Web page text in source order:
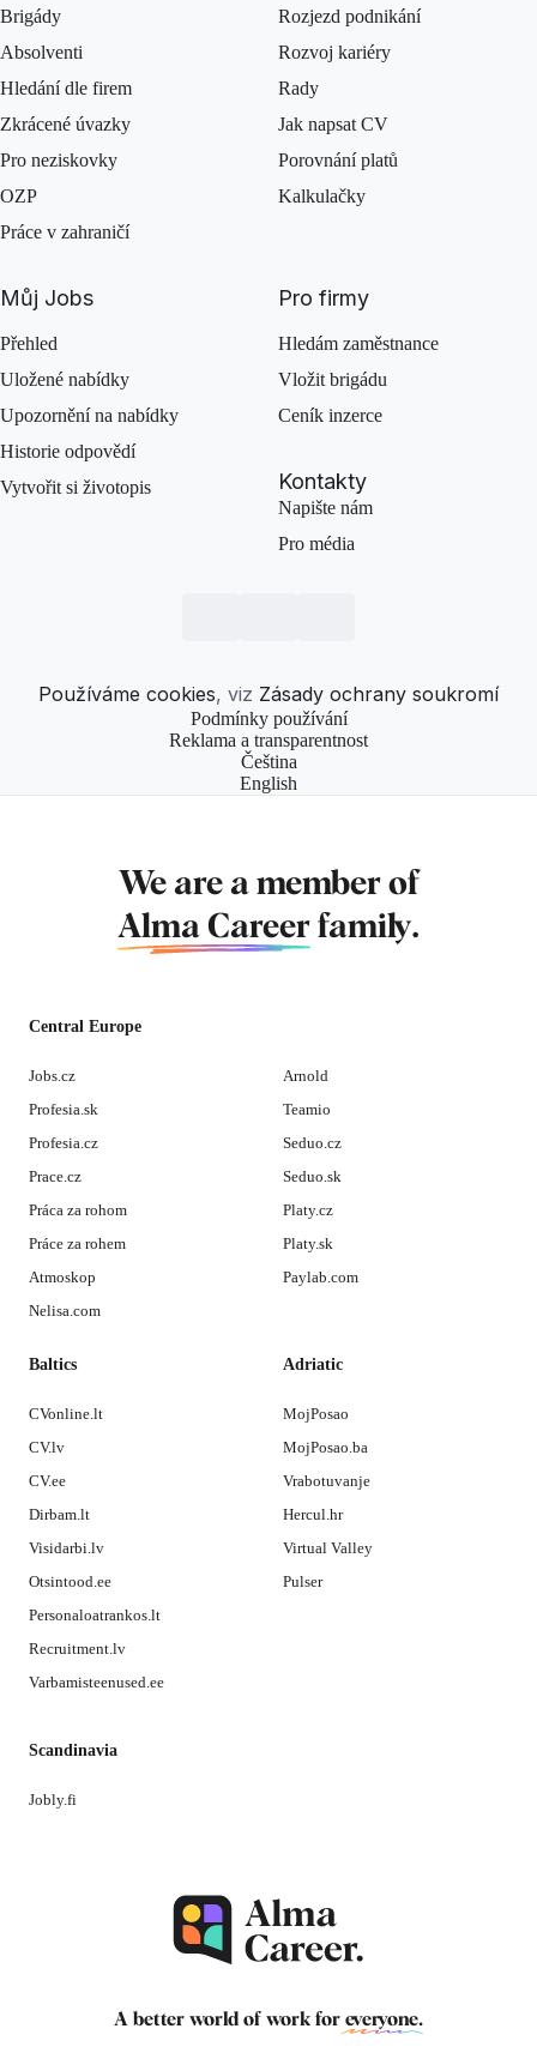
Brigády
Absolventi
Hledání dle firem
Zkrácené úvazky
Pro neziskovky
OZP
Práce v zahraničí
Rozjezd podnikání
Rozvoj kariéry
Rady
Jak napsat CV
Porovnání platů
Kalkulačky
Můj Jobs
Přehled
Uložené nabídky
Upozornění na nabídky
Historie odpovědí
Vytvořit si životopis
Pro firmy
Hledám zaměstnance
Vložit brigádu
Ceník inzerce
Kontakty
Napište nám
Pro média
Používáme cookies, viz Zásady ochrany soukromí
Podmínky používání
Reklama a transparentnost
Čeština
English
We are a member of
Alma Career family.
Central Europe
Jobs.cz
Profesia.sk
Profesia.cz
Prace.cz
Práca za rohom
Práce za rohem
Atmoskop
Nelisa.com
Arnold
Teamio
Seduo.cz
Seduo.sk
Platy.cz
Platy.sk
Paylab.com
Baltics
CVonline.lt
CV.lv
CV.ee
Dirbam.lt
Visidarbi.lv
Otsintood.ee
Personaloatrankos.lt
Recruitment.lv
Varbamisteenused.ee
Adriatic
MojPosao
MojPosao.ba
Vrabotuvanje
Hercul.hr
Virtual Valley
Pulser
Scandinavia
Jobly.fi
A better world of work for everyone.